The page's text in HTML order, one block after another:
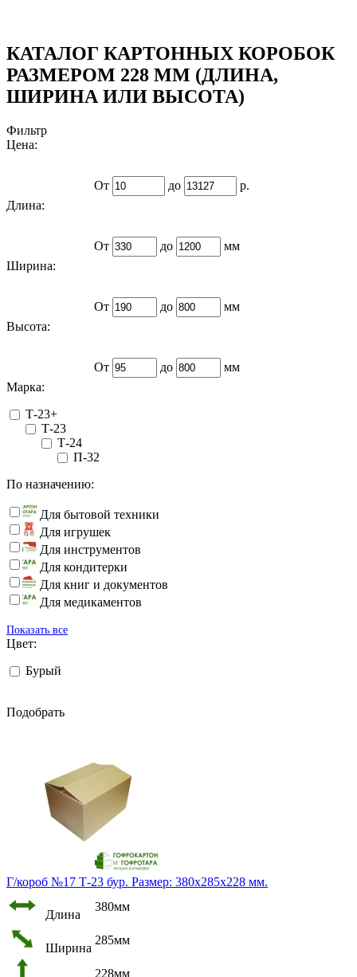
КАТАЛОГ КАРТОННЫХ КОРОБОК
РАЗМЕРОМ 228 ММ (ДЛИНА,
ШИРИНА ИЛИ ВЫСОТА)
Фильтр
Цена:
От до
р.
Длина:
От до
мм
Ширина:
От до
мм
Высота:
От до
мм
Марка:
Т-23+
Т-23
Т-24
П-32
По назначению:
Для бытовой техники
Для игрушек
Для инструментов
Для кондитерки
Для книг и документов
Для медикаментов
Показать все
Цвет:
Бурый
Подобрать
Г/короб №17 Т-23 бур. Размер: 380х285х228 мм.
Длина
380мм
Ширина
285мм
228мм